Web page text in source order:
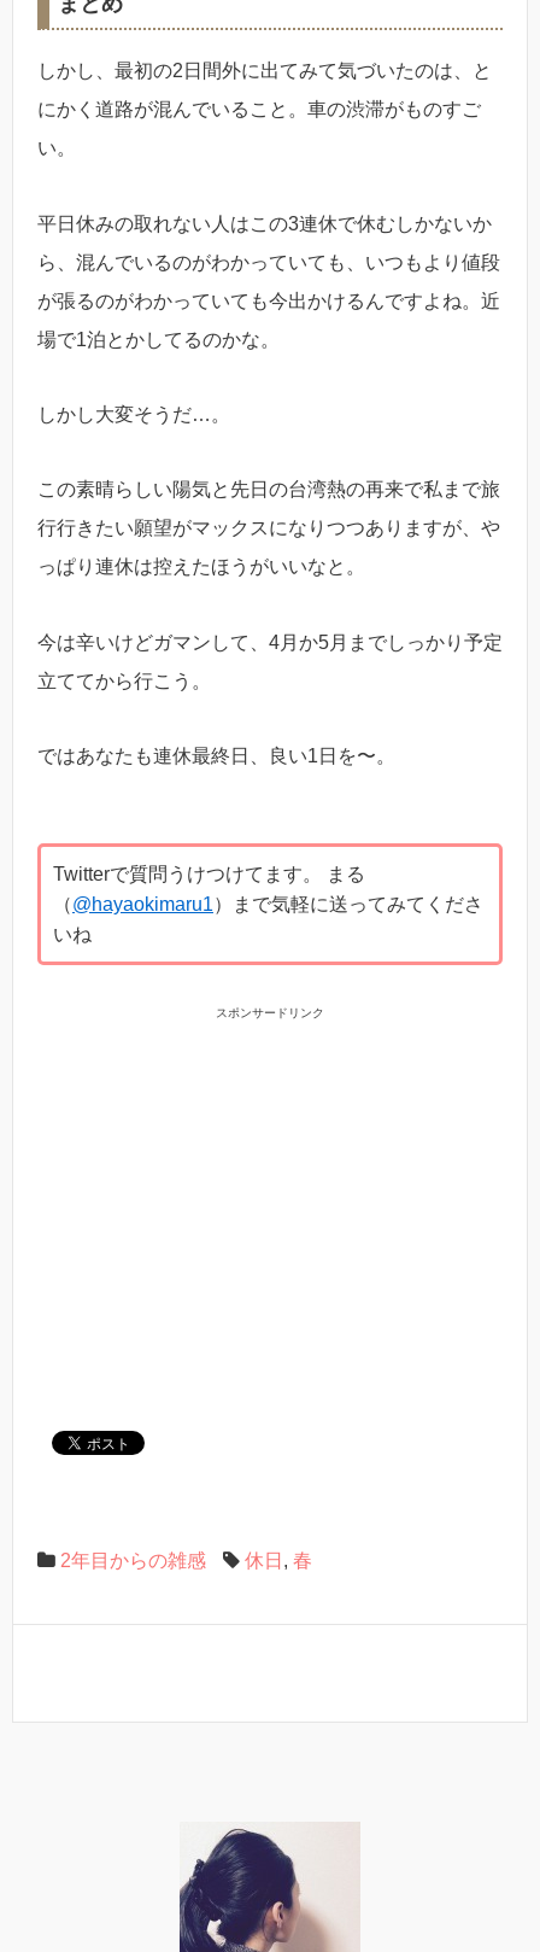
しかし、最初の2日間外に出てみて気づいたのは、と
にかく道路が混んでいること。車の渋滞がものすご
い。
平日休みの取れない人はこの3連休で休むしかないか
ら、混んでいるのがわかっていても、いつもより値段
が張るのがわかっていても今出かけるんですよね。近
場で1泊とかしてるのかな。
しかし大変そうだ…。
この素晴らしい陽気と先日の台湾熱の再来で私まで旅
行行きたい願望がマックスになりつつありますが、や
っぱり連休は控えたほうがいいなと。
今は辛いけどガマンして、4月か5月までしっかり予定
立ててから行こう。
ではあなたも連休最終日、良い1日を〜。
Twitterで質問うけつけてます。 まる
（@hayaokimaru1）まで気軽に送ってみてくださ
いね
スポンサードリンク
2年目からの雑感 休日 , 春